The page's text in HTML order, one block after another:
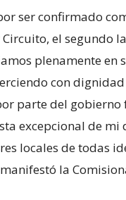
ser confirmado
el segundo
plenamente en
con
parte del gobierno
excepcional de
locales de todas
la